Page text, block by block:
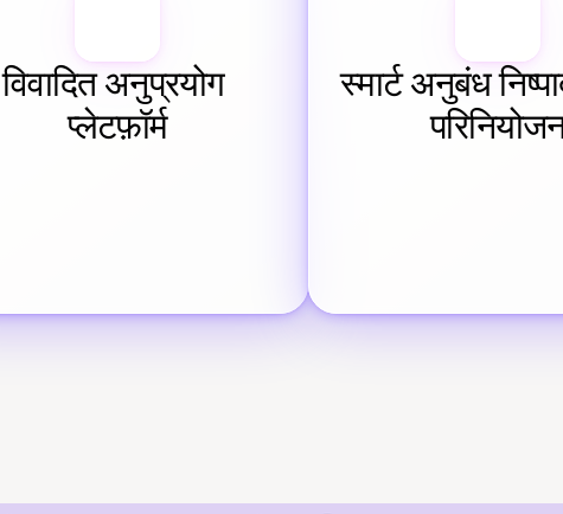
विवादित अनुप्रयोग
प्लेटफ़ॉर्म
स्मार्ट अनुबंध